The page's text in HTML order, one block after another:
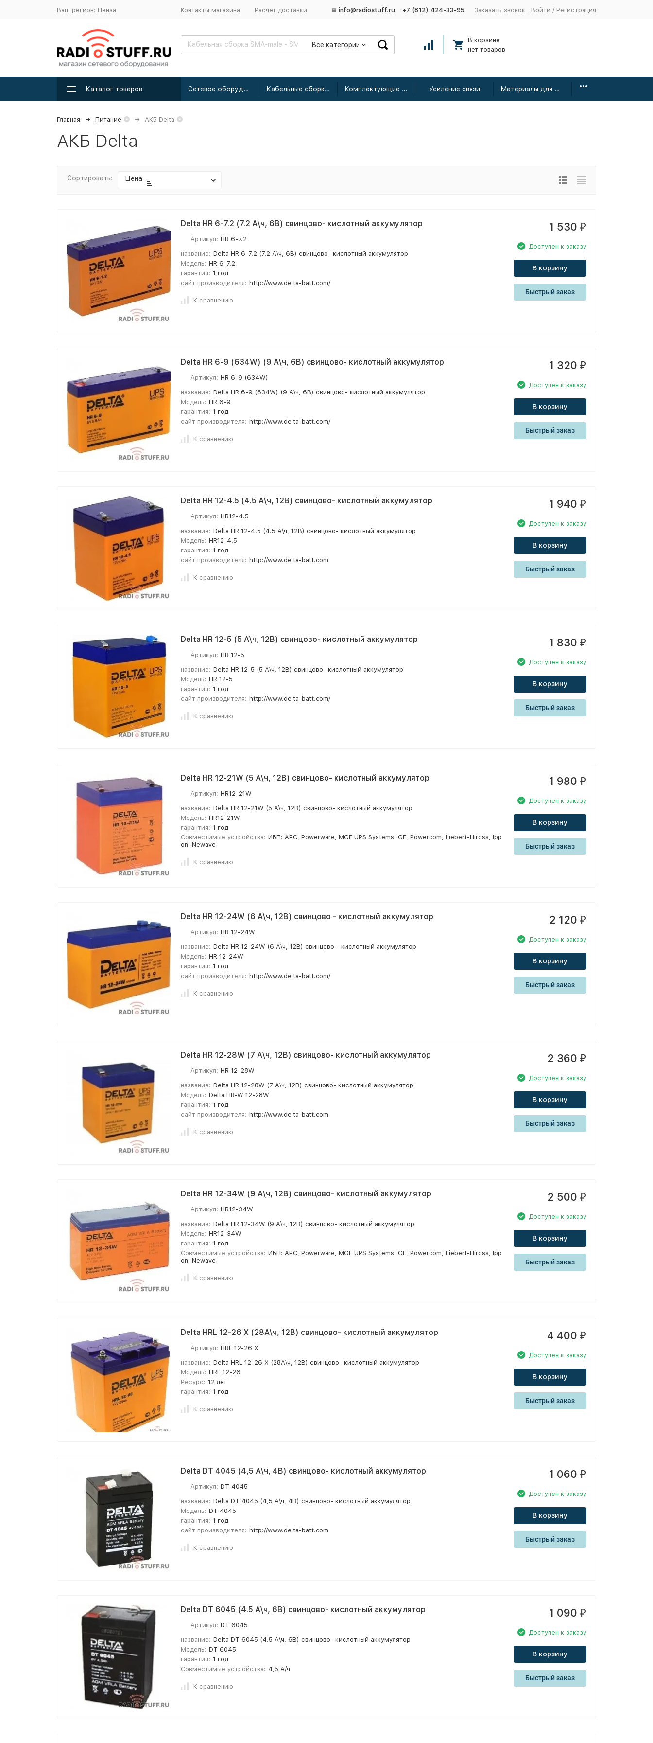
Ваш регион: Пенза Контакты магазина Расчет доставки info@radiostuff.ru +7 (812) 424-33-95 Заказать звонок Войти / Регистрация
Все категории
В корзине
нет товаров
Каталог товаров Сетевое оборудование Кабельные сборки радиочастотные Комплектующие для усиления Усиление связи Материалы для монтажа
Главная Питание АКБ Delta
АКБ Delta
Сортировать: Цена
Delta HR 6-7.2 (7.2 А\ч, 6В) свинцово- кислотный аккумулятор
Артикул: HR 6-7.2
название: Delta HR 6-7.2 (7.2 А\ч, 6В) свинцово- кислотный аккумулятор
Модель: HR 6-7.2
гарантия: 1 год
сайт производителя: http://www.delta-batt.com/
К сравнению
1 530 ₽
Доступен к заказу
В корзину
Быстрый заказ
Delta HR 6-9 (634W) (9 А\ч, 6В) свинцово- кислотный аккумулятор
Артикул: HR 6-9 (634W)
название: Delta HR 6-9 (634W) (9 А\ч, 6В) свинцово- кислотный аккумулятор
Модель: HR 6-9
гарантия: 1 год
сайт производителя: http://www.delta-batt.com/
К сравнению
1 320 ₽
Доступен к заказу
В корзину
Быстрый заказ
Delta HR 12-4.5 (4.5 А\ч, 12В) свинцово- кислотный аккумулятор
Артикул: HR12-4.5
название: Delta HR 12-4.5 (4.5 А\ч, 12В) свинцово- кислотный аккумулятор
Модель: HR12-4.5
гарантия: 1 год
сайт производителя: http://www.delta-batt.com
К сравнению
1 940 ₽
Доступен к заказу
В корзину
Быстрый заказ
Delta HR 12-5 (5 А\ч, 12В) свинцово- кислотный аккумулятор
Артикул: HR 12-5
название: Delta HR 12-5 (5 А\ч, 12В) свинцово- кислотный аккумулятор
Модель: HR 12-5
гарантия: 1 год
сайт производителя: http://www.delta-batt.com/
К сравнению
1 830 ₽
Доступен к заказу
В корзину
Быстрый заказ
Delta HR 12-21W (5 А\ч, 12В) свинцово- кислотный аккумулятор
Артикул: HR12-21W
название: Delta HR 12-21W (5 А\ч, 12В) свинцово- кислотный аккумулятор
Модель: HR12-21W
гарантия: 1 год
Совместимые устройства: ИБП: APC, Powerware, MGE UPS Systems, GE, Powercom, Liebert-Hiross, Ipp
on, Newave
К сравнению
1 980 ₽
Доступен к заказу
В корзину
Быстрый заказ
Delta HR 12-24W (6 А\ч, 12В) свинцово - кислотный аккумулятор
Артикул: HR 12-24W
название: Delta HR 12-24W (6 А\ч, 12В) свинцово - кислотный аккумулятор
Модель: HR 12-24W
гарантия: 1 год
сайт производителя: http://www.delta-batt.com/
К сравнению
2 120 ₽
Доступен к заказу
В корзину
Быстрый заказ
Delta HR 12-28W (7 А\ч, 12В) свинцово- кислотный аккумулятор
Артикул: HR 12-28W
название: Delta HR 12-28W (7 А\ч, 12В) свинцово- кислотный аккумулятор
Модель: Delta HR-W 12-28W
гарантия: 1 год
сайт производителя: http://www.delta-batt.com
К сравнению
2 360 ₽
Доступен к заказу
В корзину
Быстрый заказ
Delta HR 12-34W (9 А\ч, 12В) свинцово- кислотный аккумулятор
Артикул: HR12-34W
название: Delta HR 12-34W (9 А\ч, 12В) свинцово- кислотный аккумулятор
Модель: HR12-34W
гарантия: 1 год
Совместимые устройства: ИБП: APC, Powerware, MGE UPS Systems, GE, Powercom, Liebert-Hiross, Ipp
on, Newave
К сравнению
2 500 ₽
Доступен к заказу
В корзину
Быстрый заказ
Delta HRL 12-26 Х (28А\ч, 12В) свинцово- кислотный аккумулятор
Артикул: HRL 12-26 X
название: Delta HRL 12-26 Х (28А\ч, 12В) свинцово- кислотный аккумулятор
Модель: HRL 12-26
Ресурс: 12 лет
гарантия: 1 год
К сравнению
4 400 ₽
Доступен к заказу
В корзину
Быстрый заказ
Delta DT 4045 (4,5 А\ч, 4В) свинцово- кислотный аккумулятор
Артикул: DT 4045
название: Delta DT 4045 (4,5 А\ч, 4В) свинцово- кислотный аккумулятор
Модель: DT 4045
гарантия: 1 год
сайт производителя: http://www.delta-batt.com
К сравнению
1 060 ₽
Доступен к заказу
В корзину
Быстрый заказ
Delta DT 6045 (4.5 А\ч, 6В) свинцово- кислотный аккумулятор
Артикул: DT 6045
название: Delta DT 6045 (4.5 А\ч, 6В) свинцово- кислотный аккумулятор
Модель: DT 6045
гарантия: 1 год
Совместимые устройства: 4,5 А/ч
К сравнению
1 090 ₽
Доступен к заказу
В корзину
Быстрый заказ